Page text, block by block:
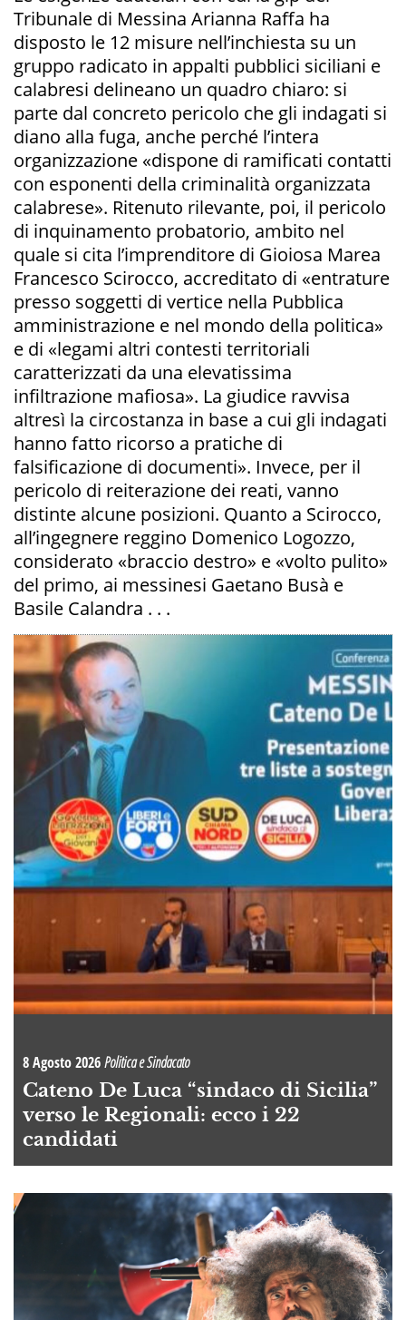
Tribunale di Messina Arianna Raffa ha
disposto le 12 misure nell’inchiesta su un
gruppo radicato in appalti pubblici siciliani e
calabresi delineano un quadro chiaro: si
parte dal concreto pericolo che gli indagati si
diano alla fuga, anche perché l’intera
organizzazione «dispone di ramificati contatti
con esponenti della criminalità organizzata
calabrese». Ritenuto rilevante, poi, il pericolo
di inquinamento probatorio, ambito nel
quale si cita l’imprenditore di Gioiosa Marea
Francesco Scirocco, accreditato di «entrature
presso soggetti di vertice nella Pubblica
amministrazione e nel mondo della politica»
e di «legami altri contesti territoriali
caratterizzati da una elevatissima
infiltrazione mafiosa». La giudice ravvisa
altresì la circostanza in base a cui gli indagati
hanno fatto ricorso a pratiche di
falsificazione di documenti». Invece, per il
pericolo di reiterazione dei reati, vanno
distinte alcune posizioni. Quanto a Scirocco,
all’ingegnere reggino Domenico Logozzo,
considerato «braccio destro» e «volto pulito»
del primo, ai messinesi Gaetano Busà e
Basile Calandra . . .
8 Agosto 2026Politica e Sindacato
Cateno De Luca “sindaco di Sicilia”
verso le Regionali: ecco i 22
candidati